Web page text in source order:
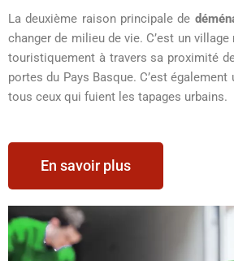
La deuxième raison principale de
changer de milieu de vie. C’est un
touristiquement à travers sa proximité
portes du Pays Basque. C’est
tous ceux qui fuient les tapages urbains.
En savoir plus